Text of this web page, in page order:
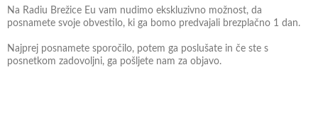
Na Radiu Brežice Eu vam nudimo ekskluzivno možnost, da
posnamete svoje obvestilo, ki ga bomo predvajali brezplačno 1 dan.
Najprej posnamete sporočilo, potem ga poslušate in če ste s
posnetkom zadovoljni, ga pošljete nam za objavo.